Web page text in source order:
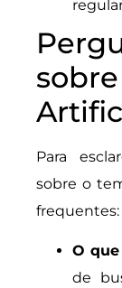
Para
sobre o
frequentes:
O que
de